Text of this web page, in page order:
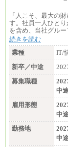
「人こそ、最大の
す。社員一人ひと
を含め、当社グル
続きを読む
業種
IT/
新卒／中途
募集職種
中
雇用形態
中
勤務地
中